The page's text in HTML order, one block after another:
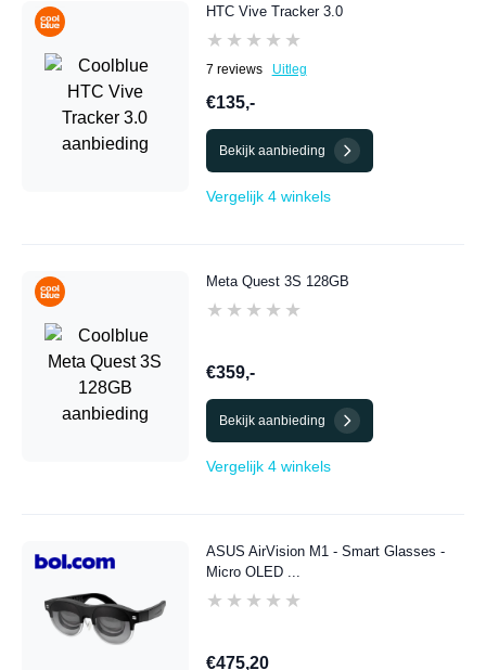
HTC Vive Tracker 3.0
★★★★★
★★★★★
7 reviews Uitleg
€135,-
Bekijk aanbieding
Vergelijk 4 winkels
Meta Quest 3S 128GB
★★★★★
★★★★★
€359,-
Bekijk aanbieding
Vergelijk 4 winkels
ASUS AirVision M1 - Smart Glasses -
Micro OLED ...
★★★★★
★★★★★
€475,20